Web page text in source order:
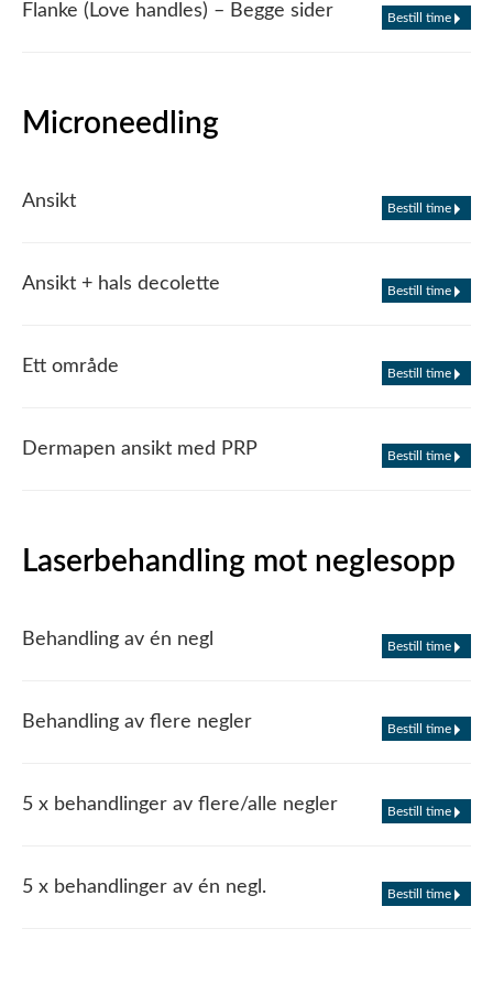
Flanke (Love handles) – Begge sider Bestill time
Microneedling
Ansikt Bestill time
Ansikt + hals decolette Bestill time
Ett område Bestill time
Dermapen ansikt med PRP Bestill time
Laserbehandling mot neglesopp
Behandling av én negl Bestill time
Behandling av flere negler Bestill time
5 x behandlinger av flere/alle negler Bestill time
5 x behandlinger av én negl. Bestill time